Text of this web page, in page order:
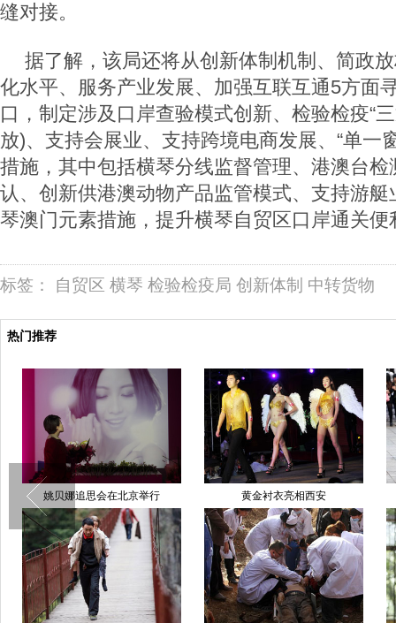
缝对接。
据了解，该局还将从创新体制机制、简政
化水平、服务产业发展、加强互联互通5方面
口，制定涉及口岸查验模式创新、检验检疫“
放)、支持会展业、支持跨境电商发展、“单一
措施，其中包括横琴分线监督管理、港澳台
认、创新供港澳动物产品监管模式、支持游
琴澳门元素措施，提升横琴自贸区口岸通关便
标签： 自贸区 横琴 检验检疫局 创新体制 中转货物
热门推荐
姚贝娜追思会在北京举行 黄金衬衣亮相西安